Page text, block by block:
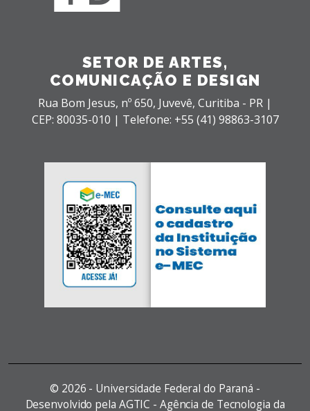
SETOR DE ARTES,
COMUNICAÇÃO E DESIGN
Rua Bom Jesus, nº 650, Juvevê, Curitiba - PR |
CEP: 80035-010 | Telefone: +55 (41) 98863-3107
© 2026 - Universidade Federal do Paraná -
Desenvolvido pela AGTIC - Agência de Tecnologia da